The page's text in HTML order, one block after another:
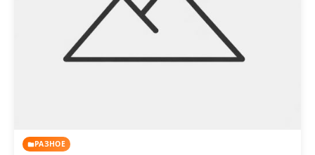
РАЗНОЕ